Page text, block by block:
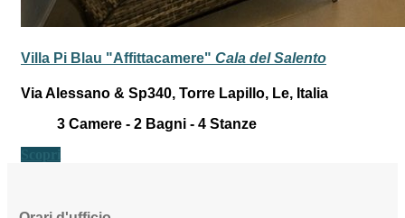
Villa Pi Blau "Affittacamere" Cala del Salento
Via Alessano & Sp340, Torre Lapillo, Le, Italia
3 Camere - 2 Bagni - 4 Stanze